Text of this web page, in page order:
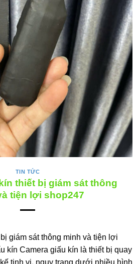
TIN TỨC
thiết bị giám sát thông
tiện lợi shop247
giám sát thông minh và tiện lợi
kín Camera giấu kín là thiết bị quay